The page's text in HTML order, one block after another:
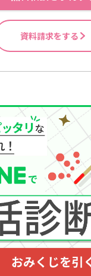
資料請求をする